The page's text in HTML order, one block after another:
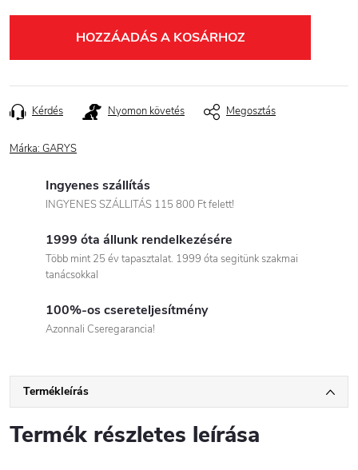
HOZZÁADÁS A KOSÁRHOZ
Kérdés Nyomon követés Megosztás
Márka: GARYS
Ingyenes szállítás
INGYENES SZÁLLITÁS 115 800 Ft felett!
1999 óta állunk rendelkezésére
Több mint 25 év tapasztalat. 1999 óta segitünk szakmai
tanácsokkal
100%-os csereteljesítmény
Azonnali Cseregarancia!
Termékleírás
Termék részletes leírása